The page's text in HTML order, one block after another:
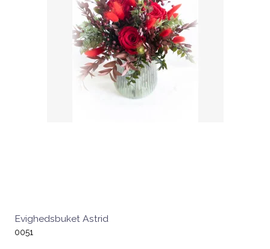
Evighedsbuket Astrid
0051